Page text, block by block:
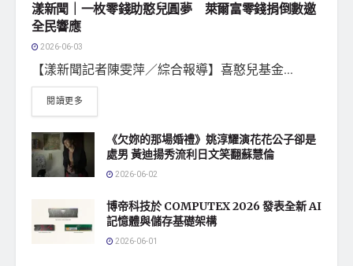
漾新聞｜一枚零錢助憨兒圓夢 萊爾富零錢捐倒數邀
全民響應
2026-06-03
【漾新聞記者陳雯萍／綜合報導】喜憨兒基金...
閱讀更多
《欠妳的那場婚禮》姚淳耀演花花公子卻是
處男 黃迪揚秀流利日文笑翻蘇慧倫
2026-06-02
博帝科技於 COMPUTEX 2026 發表全新 AI
記憶體與儲存基礎架構
2026-06-01